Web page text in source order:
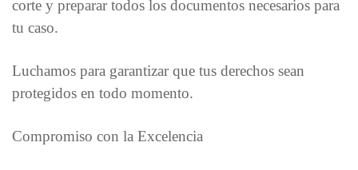
corte y preparar todos los documentos necesarios para
tu caso.
Luchamos para garantizar que tus derechos sean
protegidos en todo momento.
Compromiso con la Excelencia